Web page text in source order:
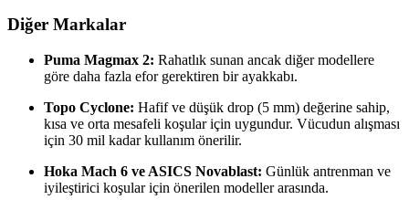
Diğer Markalar
Puma Magmax 2: Rahatlık sunan ancak diğer modellere
göre daha fazla efor gerektiren bir ayakkabı.
Topo Cyclone: Hafif ve düşük drop (5 mm) değerine sahip,
kısa ve orta mesafeli koşular için uygundur. Vücudun alışması
için 30 mil kadar kullanım önerilir.
Hoka Mach 6 ve ASICS Novablast: Günlük antrenman ve
iyileştirici koşular için önerilen modeller arasında.